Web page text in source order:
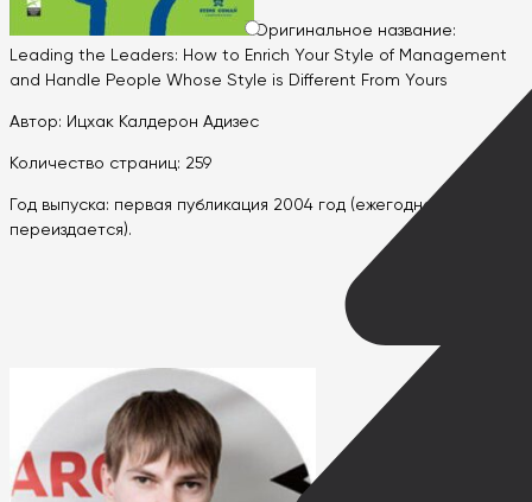
Оригинальное название:
Leading the Leaders: How to Enrich Your Style of Management
and Handle People Whose Style is Different From Yours
Автор: Ицхак Калдерон Адизес
Количество страниц: 259
Год выпуска: первая публикация 2004 год (ежегодно
переиздается).